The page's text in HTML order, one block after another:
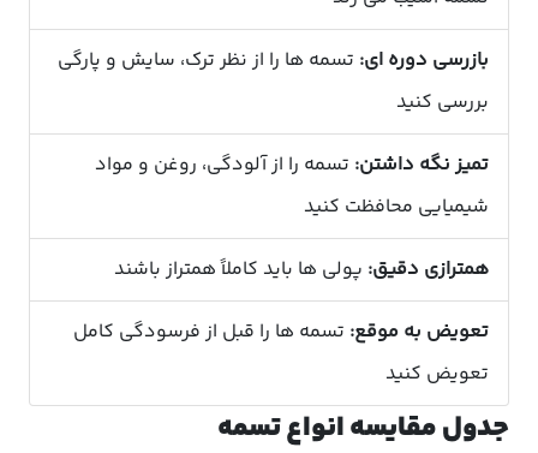
بازرسی دوره ای: تسمه ها را از نظر ترک، سایش و پارگی
بررسی کنید
تمیز نگه داشتن: تسمه را از آلودگی، روغن و مواد
شیمیایی محافظت کنید
همترازی دقیق: پولی ها باید کاملاً همتراز باشند
تعویض به موقع: تسمه ها را قبل از فرسودگی کامل
تعویض کنید
جدول مقایسه انواع تسمه